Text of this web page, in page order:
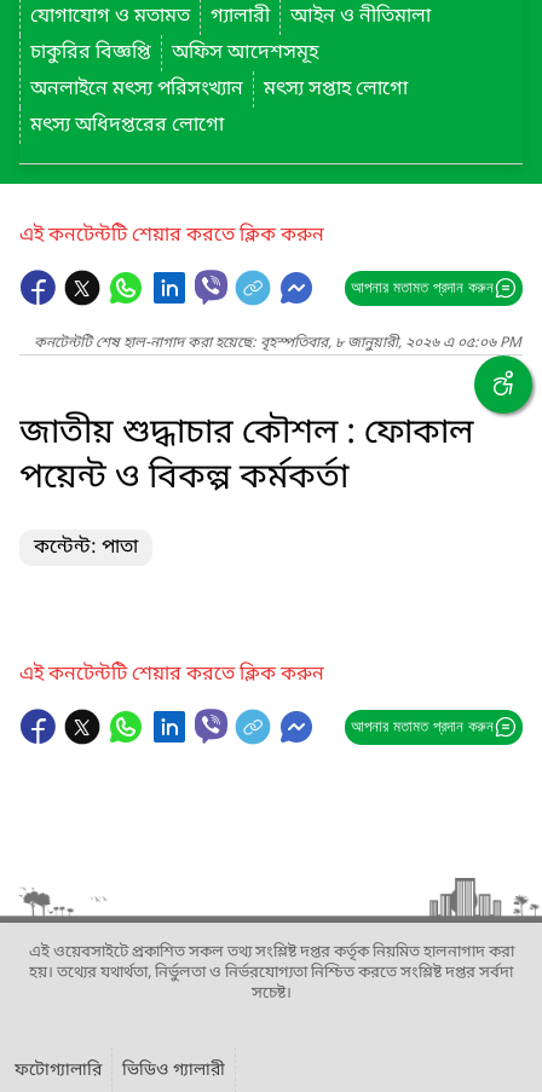
যোগাযোগ ও মতামত
গ্যালারী
আইন ও নীতিমালা
চাকুরির বিজ্ঞপ্তি
অফিস আদেশসমূহ
অনলাইনে মৎস্য পরিসংখ্যান
মৎস্য সপ্তাহ লোগো
মৎস্য অধিদপ্তরের লোগো
এই কনটেন্টটি শেয়ার করতে ক্লিক করুন
আপনার মতামত প্রদান করুন
কনটেন্টটি শেষ হাল-নাগাদ করা হয়েছে: বৃহস্পতিবার, ৮ জানুয়ারী, ২০২৬ এ ০৫:০৬ PM
জাতীয় শুদ্ধাচার কৌশল : ফোকাল
পয়েন্ট ও বিকল্প কর্মকর্তা
কন্টেন্ট: পাতা
এই কনটেন্টটি শেয়ার করতে ক্লিক করুন
আপনার মতামত প্রদান করুন
এই ওয়েবসাইটে প্রকাশিত সকল তথ্য সংশ্লিষ্ট দপ্তর কর্তৃক নিয়মিত হালনাগাদ করা
হয়। তথ্যের যথার্থতা, নির্ভুলতা ও নির্ভরযোগ্যতা নিশ্চিত করতে সংশ্লিষ্ট দপ্তর সর্বদা
সচেষ্ট।
ফটোগ্যালারি ভিডিও গ্যালারী